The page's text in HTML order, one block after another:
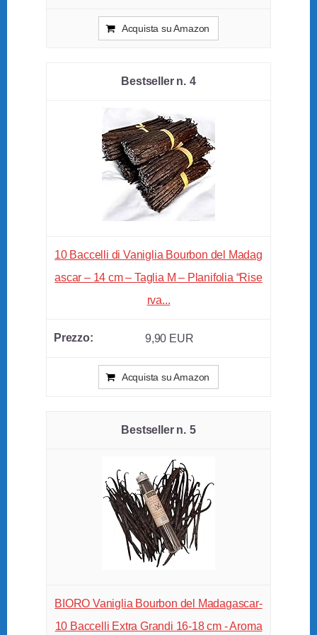
Acquista su Amazon
4
10 Baccelli di Vaniglia Bourbon del Madag
ascar – 14 cm – Taglia M – Planifolia “Rise
rva...
9,90 EUR
Acquista su Amazon
5
BIORO Vaniglia Bourbon del Madagascar-
10 Baccelli Extra Grandi 16-18 cm - Aroma